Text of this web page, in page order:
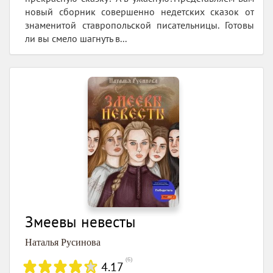
новый сборник совершенно недетских сказок от
знаменитой ставропольской писательницы. Готовы
ли вы смело шагнуть в...
Змеевы невесты
Наталья Русинова
4.17 (6)